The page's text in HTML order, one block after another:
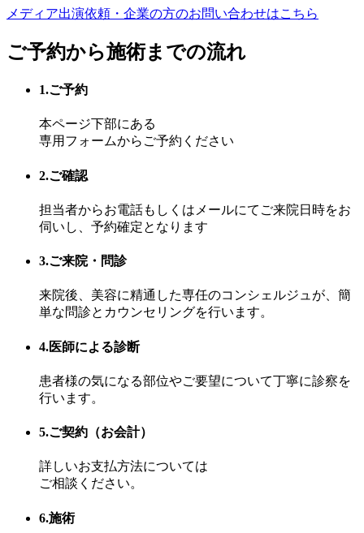
メディア出演依頼・企業の方のお問い合わせはこちら
ご予約から施術までの流れ
1.ご予約
本ページ下部にある
専用フォームからご予約ください
2.ご確認
担当者からお電話もしくはメールにてご来院日時をお
伺いし、予約確定となります
3.ご来院・問診
来院後、美容に精通した専任のコンシェルジュが、簡
単な問診とカウンセリングを行います。
4.医師による診断
患者様の気になる部位やご要望について丁寧に診察を
行います。
5.ご契約（お会計）
詳しいお支払方法については
ご相談ください。
6.施術